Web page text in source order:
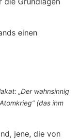
einen
„Der wahnsinnig
(das ihm
jene, die von